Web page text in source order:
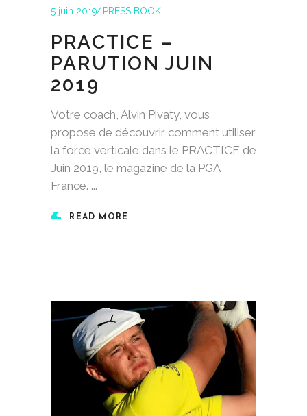
5 juin 2019 PRESS BOOK
PRACTICE –
PARUTION JUIN
2019
Votre coach, Alvin Pivaty, vous
propose de découvrir comment utiliser
la force verticale dans le PRACTICE de
Juin 2019, le magazine de la PGA
France.
READ MORE